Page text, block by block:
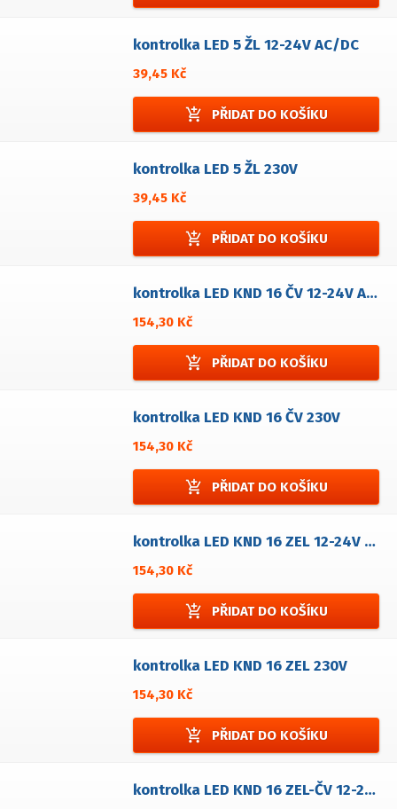
kontrolka LED 5 ŽL 12-24V AC/DC
39,45 Kč
add_shopping_cart PŘIDAT DO KOŠÍKU
kontrolka LED 5 ŽL 230V
39,45 Kč
add_shopping_cart PŘIDAT DO KOŠÍKU
kontrolka LED KND 16 ČV 12-24V AC/DC
154,30 Kč
add_shopping_cart PŘIDAT DO KOŠÍKU
kontrolka LED KND 16 ČV 230V
154,30 Kč
add_shopping_cart PŘIDAT DO KOŠÍKU
kontrolka LED KND 16 ZEL 12-24V AC/DC
154,30 Kč
add_shopping_cart PŘIDAT DO KOŠÍKU
kontrolka LED KND 16 ZEL 230V
154,30 Kč
add_shopping_cart PŘIDAT DO KOŠÍKU
kontrolka LED KND 16 ZEL-ČV 12-24V AC/DC